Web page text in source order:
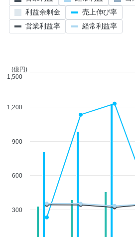
300
600
900
1,200
(億円)
1,500
利益余剰金
売上伸び率
営業利益率
経常利益率